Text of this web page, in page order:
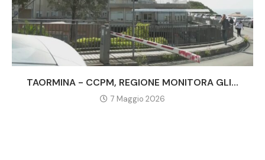
TAORMINA - CCPM, REGIONE MONITORA GLI...
7 Maggio 2026